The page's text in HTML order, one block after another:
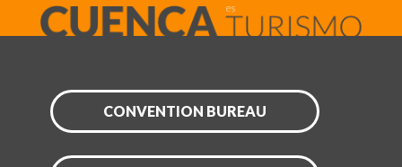
CONVENTION BUREAU